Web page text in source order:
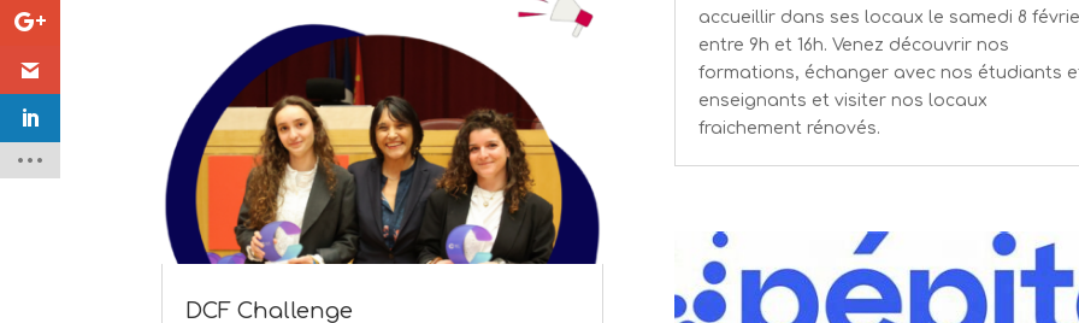
DCF Challenge
accueillir dans ses locaux le samedi 8
entre 9h et 16h. Venez découvrir nos
formations, échanger avec nos étudiants
enseignants et visiter nos locaux
fraichement rénovés.